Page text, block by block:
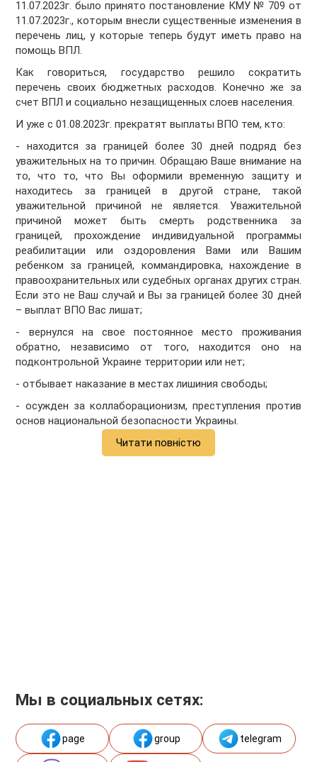
11.07.2023г. было принято постановление КМУ № 709 от
11.07.2023г., которым внесли существенные изменения в
перечень лиц, у которые теперь будут иметь право на
помощь ВПЛ.
Как говориться, государство решило сократить
перечень своих бюджетных расходов. Конечно же за
счет ВПЛ и социально незащищенных слоев населения.
И уже с 01.08.2023г. прекратят выплаты ВПО тем, кто:
- находится за границей более 30 дней подряд без
уважительных на то причин. Обращаю Ваше внимание на
то, что то, что Вы оформили временную защиту и
находитесь за границей в другой стране, такой
уважительной причиной не является. Уважительной
причиной может быть смерть родственника за
границей, прохождение индивидуальной программы
реабилитации или оздоровления Вами или Вашим
ребенком за границей, коммандировка, нахождение в
правоохранительных или судебных органах других стран.
Если это не Ваш случай и Вы за границей более 30 дней
– выплат ВПО Вас лишат;
- вернулся на свое постоянное место проживания
обратно, независимо от того, находится оно на
подконтрольной Украине территории или нет;
- отбывает наказание в местах лишиния свободы;
- осужден за коллаборационизм, преступления против
основ национальной безопасности Украины.
Читати повністю
Мы в социальных сетях:
page group telegram